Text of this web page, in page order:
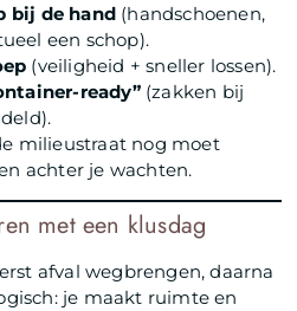
bij de hand (handschoenen,
een schop).
(veiligheid + sneller lossen).
ready”(zakken bij
milieustraat nog moet
achter je wachten.
met een klusdag
afval wegbrengen, daarna
je maakt ruimte en